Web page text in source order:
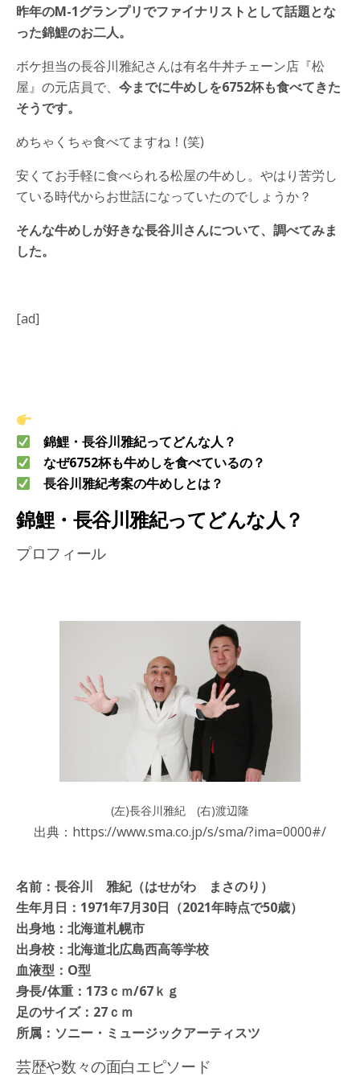
昨年のM-1グランプリでファイナリストとして話題とな
った錦鯉のお二人。
ボケ担当の長谷川雅紀さんは有名牛丼チェーン店『松
屋』の元店員で、 今までに牛めしを6752杯も食べてきた
そうです。
めちゃくちゃ食べてますね！(笑)
安くてお手軽に食べられる松屋の牛めし。やはり苦労し
ている時代からお世話になっていたのでしょうか？
そんな牛めしが好きな長谷川さんについて、調べてみま
した。
[ad]
錦鯉・長谷川雅紀ってどんな人？
なぜ6752杯も牛めしを食べているの？
長谷川雅紀考案の牛めしとは？
錦鯉・長谷川雅紀ってどんな人？
プロフィール
(左)長谷川雅紀 (右)渡辺隆
出典：https://www.sma.co.jp/s/sma/?ima=0000#/
名前：長谷川 雅紀（はせがわ まさのり）
生年月日：1971年7月30日（2021年時点で50歳）
出身地：北海道札幌市
出身校：北海道北広島西高等学校
血液型：O型
身長/体重：173ｃｍ/67ｋｇ
足のサイズ：27ｃｍ
所属：ソニー・ミュージックアーティスツ
芸歴や数々の面白エピソード